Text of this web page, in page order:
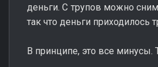
деньги. С трупов можно
так что деньги приходилось
В принципе, это все минусы.